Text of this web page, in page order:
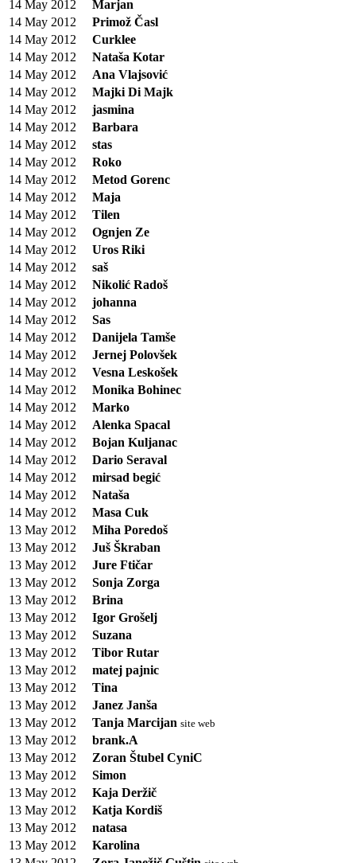
14 May 2012
Marjan
14 May 2012
Primož Časl
14 May 2012
Curklee
14 May 2012
Nataša Kotar
14 May 2012
Ana Vlajsović
14 May 2012
Majki Di Majk
14 May 2012
jasmina
14 May 2012
Barbara
14 May 2012
stas
14 May 2012
Roko
14 May 2012
Metod Gorenc
14 May 2012
Maja
14 May 2012
Tilen
14 May 2012
Ognjen Ze
14 May 2012
Uros Riki
14 May 2012
saš
14 May 2012
Nikolić Radoš
14 May 2012
johanna
14 May 2012
Sas
14 May 2012
Danijela Tamše
14 May 2012
Jernej Polovšek
14 May 2012
Vesna Leskošek
14 May 2012
Monika Bohinec
14 May 2012
Marko
14 May 2012
Alenka Spacal
14 May 2012
Bojan Kuljanac
14 May 2012
Dario Seraval
14 May 2012
mirsad begić
14 May 2012
Nataša
14 May 2012
Masa Cuk
13 May 2012
Miha Poredoš
13 May 2012
Juš Škraban
13 May 2012
Jure Ftičar
13 May 2012
Sonja Zorga
13 May 2012
Brina
13 May 2012
Igor Grošelj
13 May 2012
Suzana
13 May 2012
Tibor Rutar
13 May 2012
matej pajnic
13 May 2012
Tina
13 May 2012
Janez Janša
13 May 2012
Tanja Marcijan site web
13 May 2012
brank.A
13 May 2012
Zoran Štubel CyniC
13 May 2012
Simon
13 May 2012
Kaja Deržič
13 May 2012
Katja Kordiš
13 May 2012
natasa
13 May 2012
Karolina